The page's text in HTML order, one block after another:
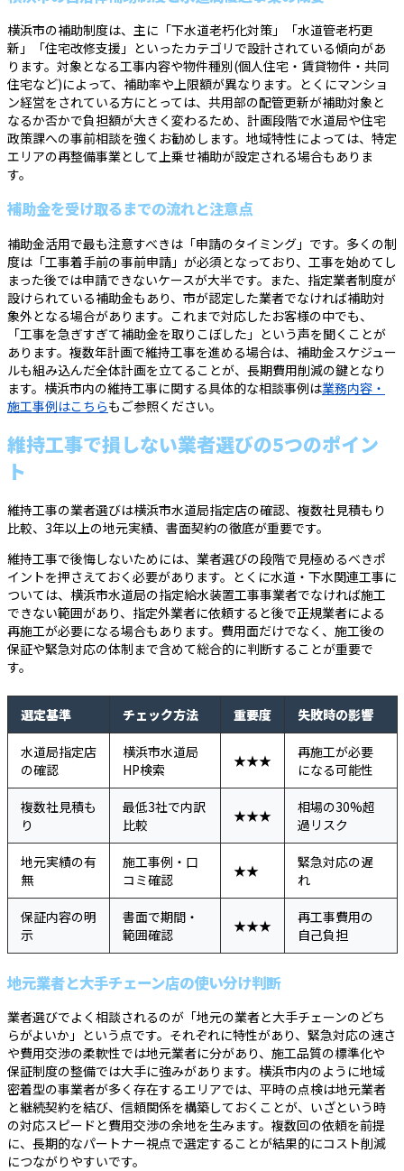
横浜市の補助制度は、主に「下水道老朽化対策」「水道管老朽更
新」「住宅改修支援」といったカテゴリで設計されている傾向があ
ります。対象となる工事内容や物件種別(個人住宅・賃貸物件・共同
住宅など)によって、補助率や上限額が異なります。とくにマンショ
ン経営をされている方にとっては、共用部の配管更新が補助対象と
なるか否かで負担額が大きく変わるため、計画段階で水道局や住宅
政策課への事前相談を強くお勧めします。地域特性によっては、特定
エリアの再整備事業として上乗せ補助が設定される場合もありま
す。
補助金を受け取るまでの流れと注意点
補助金活用で最も注意すべきは「申請のタイミング」です。多くの制
度は「工事着手前の事前申請」が必須となっており、工事を始めてし
まった後では申請できないケースが大半です。また、指定業者制度が
設けられている補助金もあり、市が認定した業者でなければ補助対
象外となる場合があります。これまで対応したお客様の中でも、
「工事を急ぎすぎて補助金を取りこぼした」という声を聞くことが
あります。複数年計画で維持工事を進める場合は、補助金スケジュー
ルも組み込んだ全体計画を立てることが、長期費用削減の鍵となり
ます。横浜市内の維持工事に関する具体的な相談事例は業務内容・
施工事例はこちらもご参照ください。
維持工事で損しない業者選びの5つのポイン
ト
維持工事の業者選びは横浜市水道局指定店の確認、複数社見積もり
比較、3年以上の地元実績、書面契約の徹底が重要です。
維持工事で後悔しないためには、業者選びの段階で見極めるべきポ
イントを押さえておく必要があります。とくに水道・下水関連工事に
ついては、横浜市水道局の指定給水装置工事事業者でなければ施工
できない範囲があり、指定外業者に依頼すると後で正規業者による
再施工が必要になる場合もあります。費用面だけでなく、施工後の
保証や緊急対応の体制まで含めて総合的に判断することが重要で
す。
選定基準 チェック方法 重要度 失敗時の影響
水道局指定店
の確認
横浜市水道局
HP検索
★★★
再施工が必要
になる可能性
複数社見積も
り
最低3社で内訳
比較
★★★
相場の30%超
過リスク
地元実績の有
無
施工事例・口
コミ確認
★★
緊急対応の遅
れ
保証内容の明
示
書面で期間・
範囲確認
★★★
再工事費用の
自己負担
地元業者と大手チェーン店の使い分け判断
業者選びでよく相談されるのが「地元の業者と大手チェーンのどち
らがよいか」という点です。それぞれに特性があり、緊急対応の速さ
や費用交渉の柔軟性では地元業者に分があり、施工品質の標準化や
保証制度の整備では大手に強みがあります。横浜市内のように地域
密着型の事業者が多く存在するエリアでは、平時の点検は地元業者
と継続契約を結び、信頼関係を構築しておくことが、いざという時
の対応スピードと費用交渉の余地を生みます。複数回の依頼を前提
に、長期的なパートナー視点で選定することが結果的にコスト削減
につながりやすいです。